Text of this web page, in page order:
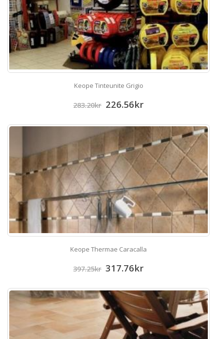
Keope Tinteunite Grigio
283.20kr 226.56kr
Keope Thermae Caracalla
397.25kr 317.76kr